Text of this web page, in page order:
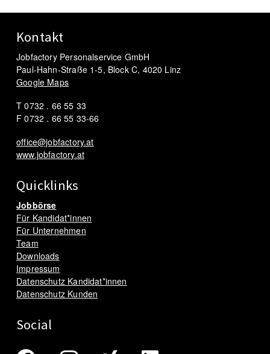
Kontakt
Jobfactory Personalservice GmbH
Paul-Hahn-Straße 1-5, Block C, 4020 Linz
Google Maps
T 0732 . 66 55 33
F 0732 . 66 55 33-66
office@jobfactory.at
www.jobfactory.at
Quicklinks
Jobbörse
Für Kandidat*innen
Für Unternehmen
Team
Downloads
Impressum
Datenschutz Kandidat*innen
Datenschutz Kunden
Social